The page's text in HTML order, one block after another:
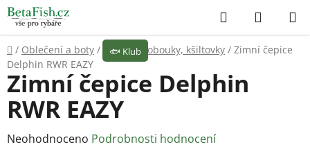
Přejít
na
obsah
Hledat
KOŠÍK
Domů
/ Oblečení a boty / Čepice, klobouky, kšiltovky / Zimní čepice
Delphin RWR EAZY
Zimní čepice Delphin
RWR EAZY
Průměrné
Neohodnoceno Podrobnosti hodnocení
🐟 Klub